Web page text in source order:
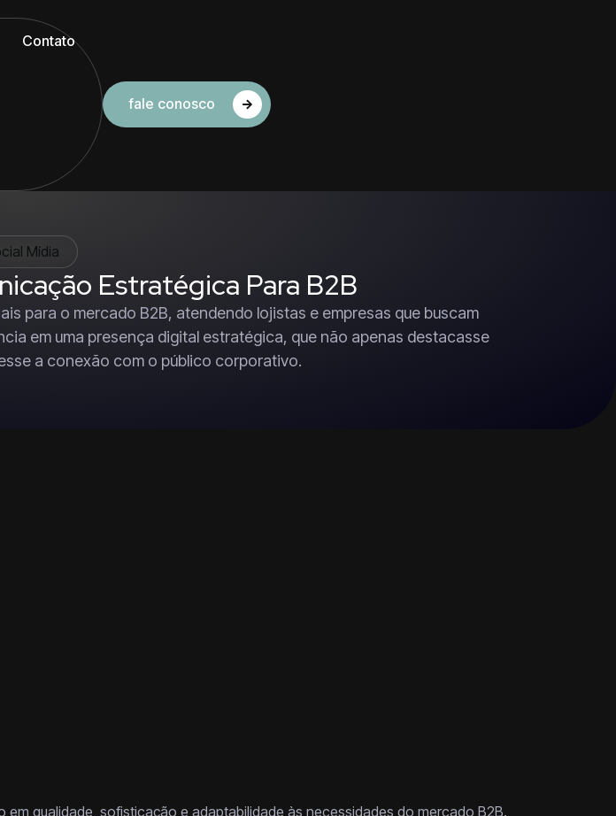
Contato
fale conosco
Mídia
Estratégica Para B2B
para o mercado B2B, atendendo lojistas e empresas que buscam
em uma presença digital estratégica, que não apenas destacasse
a conexão com o público corporativo.
qualidade, sofisticação e adaptabilidade às necessidades do mercado B2B.